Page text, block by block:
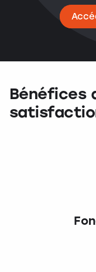
Bénéfices